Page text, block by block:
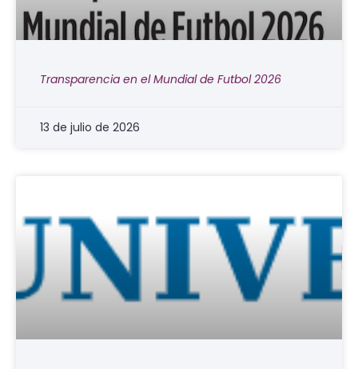
Transparencia en el Mundial de Futbol 2026
13 de julio de 2026